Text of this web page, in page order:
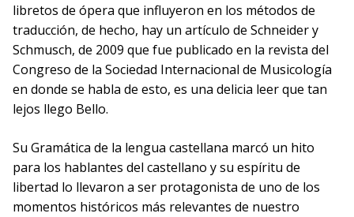
libretos de ópera que influyeron en los métodos de
traducción, de hecho, hay un artículo de Schneider y
Schmusch, de 2009 que fue publicado en la revista del
Congreso de la Sociedad Internacional de Musicología
en donde se habla de esto, es una delicia leer que tan
lejos llego Bello.
Su Gramática de la lengua castellana marcó un hito
para los hablantes del castellano y su espíritu de
libertad lo llevaron a ser protagonista de uno de los
momentos históricos más relevantes de nuestro